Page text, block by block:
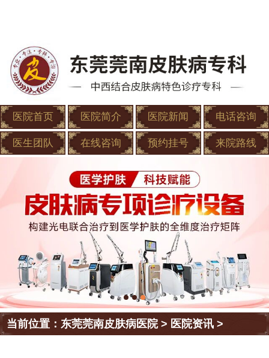
医院首页 医院简介 医院新闻 电话咨询
医生团队 在线咨询 预约挂号 来院路线
当前位置：东莞莞南皮肤病医院> 医院资讯 >